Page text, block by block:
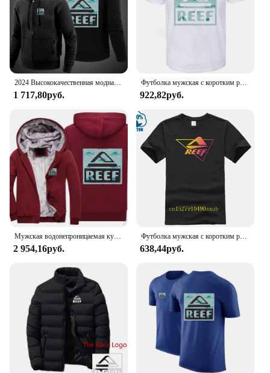
shopping experience as seamless as your summer
days.
1 717,80руб.
Футболка мужская с коротким рукавом, унисекс, летняя
922,82руб.
2 954,16руб.
Футболка мужская с коротким рукавом, 100% хлопок, с принтом
638,44руб.